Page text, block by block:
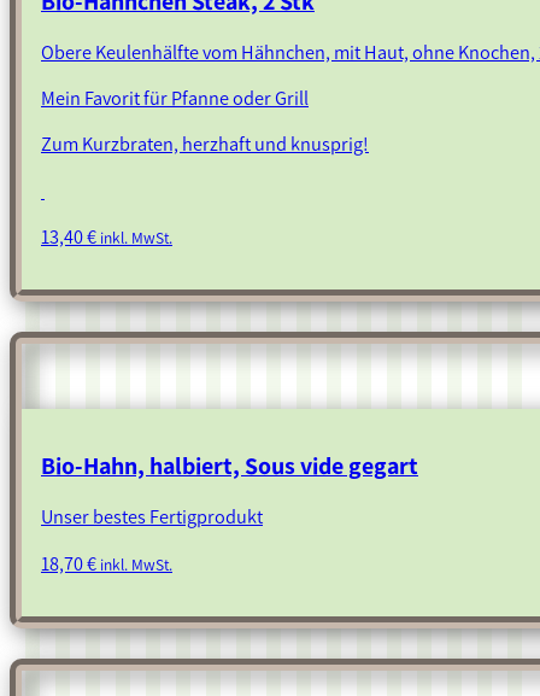
Obere Keulenhälfte vom Hähnchen, mit Haut, ohne Knochen,
Mein Favorit für Pfanne oder Grill
Zum Kurzbraten, herzhaft und knusprig!
13,40€ inkl. MwSt.
Bio-Hahn, halbiert, Sous vide gegart
Unser bestes Fertigprodukt
18,70€ inkl. MwSt.